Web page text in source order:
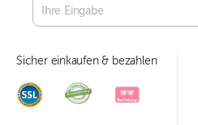
Sicher einkaufen & bezahlen